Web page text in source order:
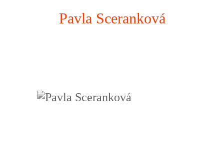
Pavla Sceranková